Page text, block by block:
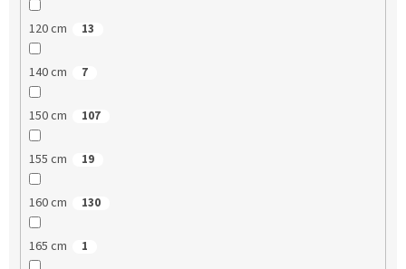
120 cm 13
140 cm 7
150 cm 107
155 cm 19
160 cm 130
165 cm 1